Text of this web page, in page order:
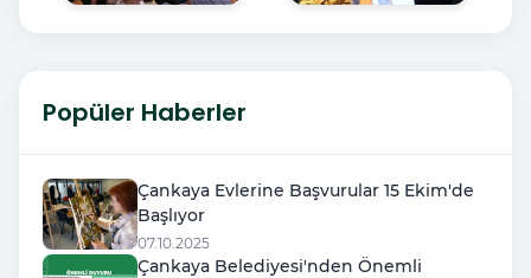
Popüler Haberler
Çankaya Evlerine Başvurular 15 Ekim'de
Başlıyor
07.10.2025
Çankaya Belediyesi'nden Önemli